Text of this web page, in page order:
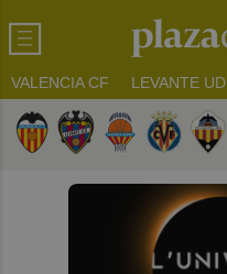
VALENCIA CF LEVANTE UD